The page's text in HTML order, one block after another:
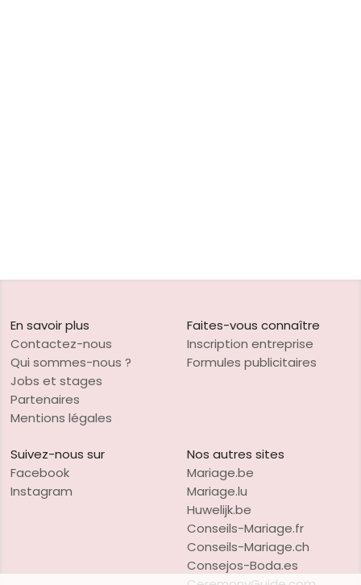
En savoir plus
Contactez-nous
Qui sommes-nous ?
Jobs et stages
Partenaires
Mentions légales
Faites-vous connaître
Inscription entreprise
Formules publicitaires
Suivez-nous sur
Facebook
Instagram
Nos autres sites
Mariage.be
Mariage.lu
Huwelijk.be
Conseils-Mariage.fr
Conseils-Mariage.ch
Consejos-Boda.es